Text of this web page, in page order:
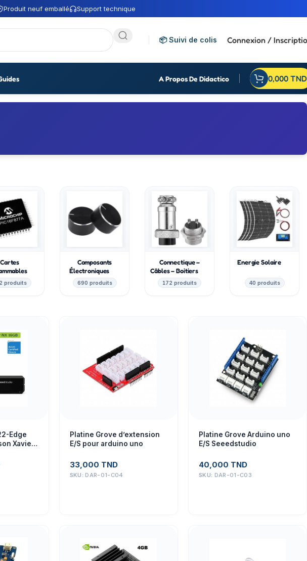
Produit neuf emballé Support technique
📦 Suivi de colis Connexion /
A Propos De Didactico 0,000 TND
Cartes
produits
Composants
Électroniques
690 produits
Connectique –
Câbles – Boitiers
172 produits
Energie Solaire
40 produits
Edge
Xavier
Platine Grove d’extension
E/S pour arduino uno
33,000 TND
SKU: DAR-01-C04
Platine Grove Arduino uno
E/S Seeedstudio
40,000 TND
SKU: DAR-01-C03